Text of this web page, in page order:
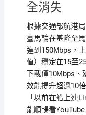
全消失
根據交通部航港
臺馬輪在基隆至
達到150Mbps，
值）穩定在15至
下載僅10Mbps、
效能提升超過10
「以前在船上連
能順暢看